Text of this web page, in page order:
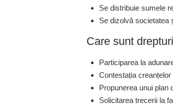
Se distribuie sumele
Se dizolvă societatea
Care sunt
Participarea la
Contestația creanțelor
Propunerea unui plan
Solicitarea trecerii la